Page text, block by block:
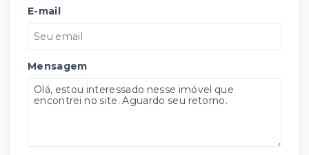
E-mail
Mensagem